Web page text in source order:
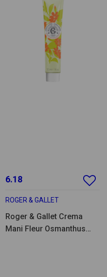
6.18
ROGER & GALLET
Roger & Gallet Crema
Mani Fleur Osmanthus